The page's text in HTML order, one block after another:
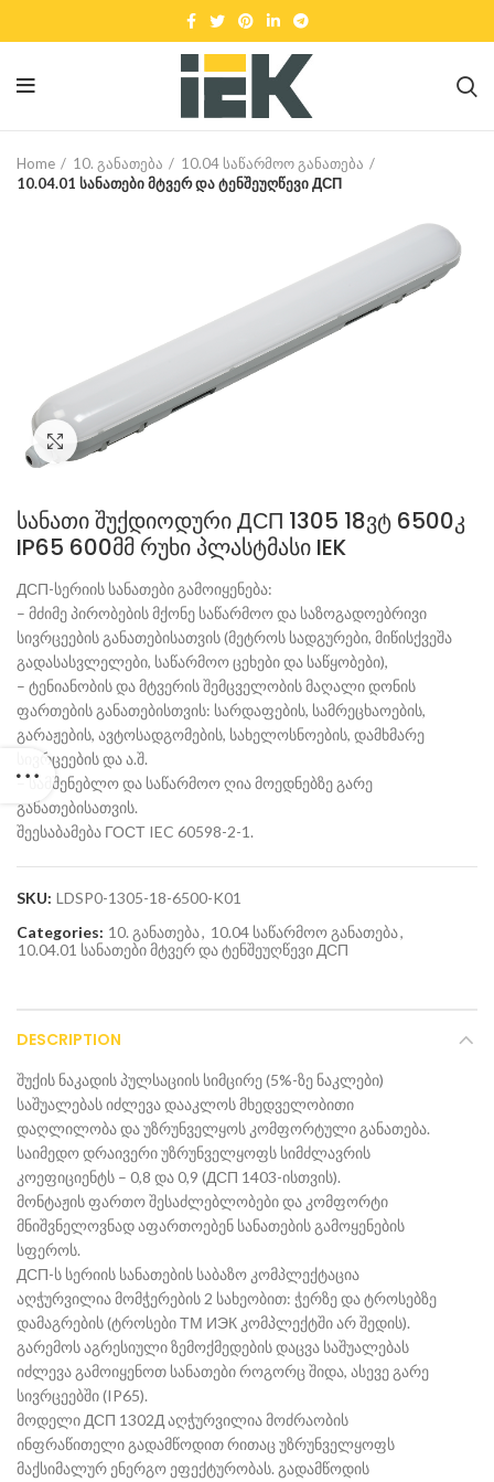
Home 10. განათება
10.04 საწარმოო განათება
10.04.01 სანათები მტვერ და ტენშეუღწევი ДСП
Click to enlarge
სანათი შუქდიოდური ДСП 1305 18ვტ 6500კ
IP65 600მმ რუხი პლასტმასი IEK
ДСП-სერიის სანათები გამოიყენება:
– მძიმე პირობების მქონე საწარმოო და საზოგადოებრივი
სივრცეების განათებისათვის (მეტროს სადგურები, მიწისქვეშა
გადასასვლელები, საწარმოო ცეხები და საწყობები),
– ტენიანობის და მტვერის შემცველობის მაღალი დონის
ფართების განათებისთვის: სარდაფების, სამრეცხაოების,
გარაჟების, ავტოსადგომების, სახელოსნოების, დამხმარე
სივრცეების და ა.შ.
– სამშენებლო და საწარმოო ღია მოედნებზე გარე
განათებისათვის.
შეესაბამება ГОСТ IEC 60598-2-1.
SKU: LDSP0-1305-18-6500-K01
Categories: 10. განათება, 10.04 საწარმოო განათება,
10.04.01 სანათები მტვერ და ტენშეუღწევი ДСП
DESCRIPTION
შუქის ნაკადის პულსაციის სიმცირე (5%-ზე ნაკლები)
საშუალებას იძლევა დააკლოს მხედველობითი
დაღლილობა და უზრუნველყოს კომფორტული განათება.
საიმედო დრაივერი უზრუნველყოფს სიმძლავრის
კოეფიციენტს – 0,8 და 0,9 (ДСП 1403-ისთვის).
მონტაჟის ფართო შესაძლებლობები და კომფორტი
მნიშვნელოვნად აფართოებენ სანათების გამოყენების
სფეროს.
ДСП-ს სერიის სანათების საბაზო კომპლექტაცია
აღჭურვილია მომჭერების 2 სახეობით: ჭერზე და ტროსებზე
დამაგრების (ტროსები ТМ ИЭК კომპლექტში არ შედის).
გარემოს აგრესიული ზემოქმედების დაცვა საშუალებას
იძლევა გამოიყენოთ სანათები როგორც შიდა, ასევე გარე
სივრცეებში (IP65).
მოდელი ДСП 1302Д აღჭურვილია მოძრაობის
ინფრაწითელი გადამწოდით რითაც უზრუნველყოფს
მაქსიმალურ ენერგო ეფექტურობას. გადამწოდის